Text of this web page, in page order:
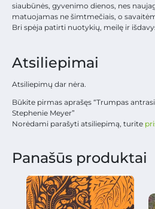
siaubūnės, gyvenimo dienos, nes
matuojamas ne šimtmečiais, o
Bri spėja patirti nuotykių, meilę ir
Atsiliepimai
Atsiliepimų dar nėra.
Būkite pirmas aprašęs “Trumpas
Stephenie Meyer”
Norėdami parašyti atsiliepimą, turite
Panašūs produktai